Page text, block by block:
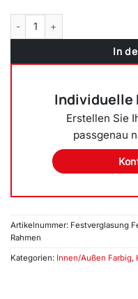
Festverglasung
In
Individuelle
Erstellen Sie
passgenau
Artikelnummer: Festverglasung
Rahmen
Kategorien: Innen/Außen Farbig,